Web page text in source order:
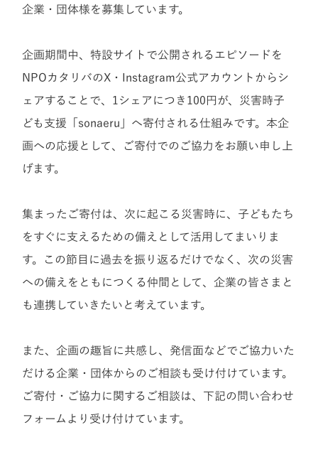
企業・団体様を募集しています。
企画期間中、特設サイトで公開されるエピソードを
NPOカタリバのX・Instagram公式アカウントからシ
ェアすることで、1シェアにつき100円が、災害時子
ども支援「sonaeru」へ寄付される仕組みです。本企
画への応援として、ご寄付でのご協力をお願い申し上
げます。
集まったご寄付は、 次に起こる災害時に、子どもたち
をすぐに支えるための備えとして活用してまいりま
す。
この節目に過去を振り返るだけでなく、次の災害
への備えをともにつくる仲間として、企業の皆さまと
も連携していきたいと考えています。
また、企画の趣旨に共感し、発信面などでご協力いた
だける企業・団体からのご相談も受け付けています。
ご寄付・ご協力に関するご相談は、下記の問い合わせ
フォームより受け付けています。